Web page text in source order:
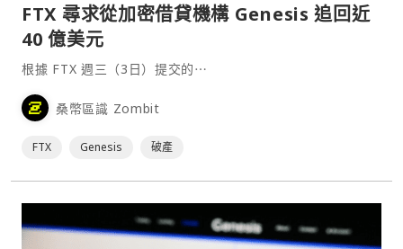
FTX 尋求從加密借貸機構 Genesis 追回近
40 億美元
根據 FTX 週三（3日）提交的⋯
桑幣區識 Zombit
FTX Genesis 破產